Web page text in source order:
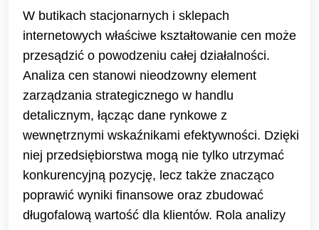
W butikach stacjonarnych i sklepach
internetowych właściwe kształtowanie cen może
przesądzić o powodzeniu całej działalności.
Analiza cen stanowi nieodzowny element
zarządzania strategicznego w handlu
detalicznym, łącząc dane rynkowe z
wewnętrznymi wskaźnikami efektywności. Dzięki
niej przedsiębiorstwa mogą nie tylko utrzymać
konkurencyjną pozycję, lecz także znacząco
poprawić wyniki finansowe oraz zbudować
długofalową wartość dla klientów. Rola analizy